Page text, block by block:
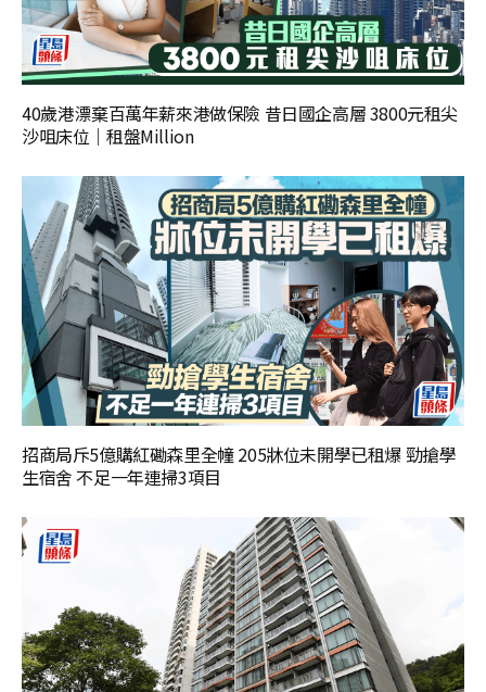
40歲港漂棄百萬年薪來港做保險 昔日國企高層 3800元租尖
沙咀床位｜租盤Million
招商局斥5億購紅磡森里全幢 205牀位未開學已租爆 勁搶學
生宿舍 不足一年連掃3項目